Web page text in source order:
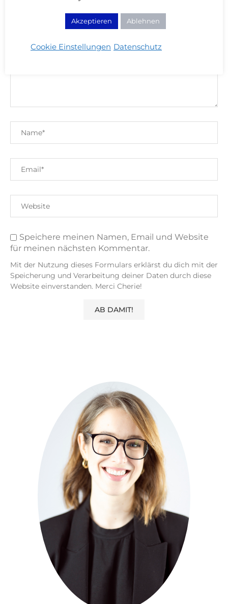
KOMMENTIEREN
Speichere meinen Namen, Email und Website
für meinen nächsten Kommentar.
Mit der Nutzung dieses Formulars erklärst du dich mit der
Speicherung und Verarbeitung deiner Daten durch diese
Website einverstanden. Merci Cherie!
Akzeptieren Ablehnen
Cookie Einstellungen Datenschutz